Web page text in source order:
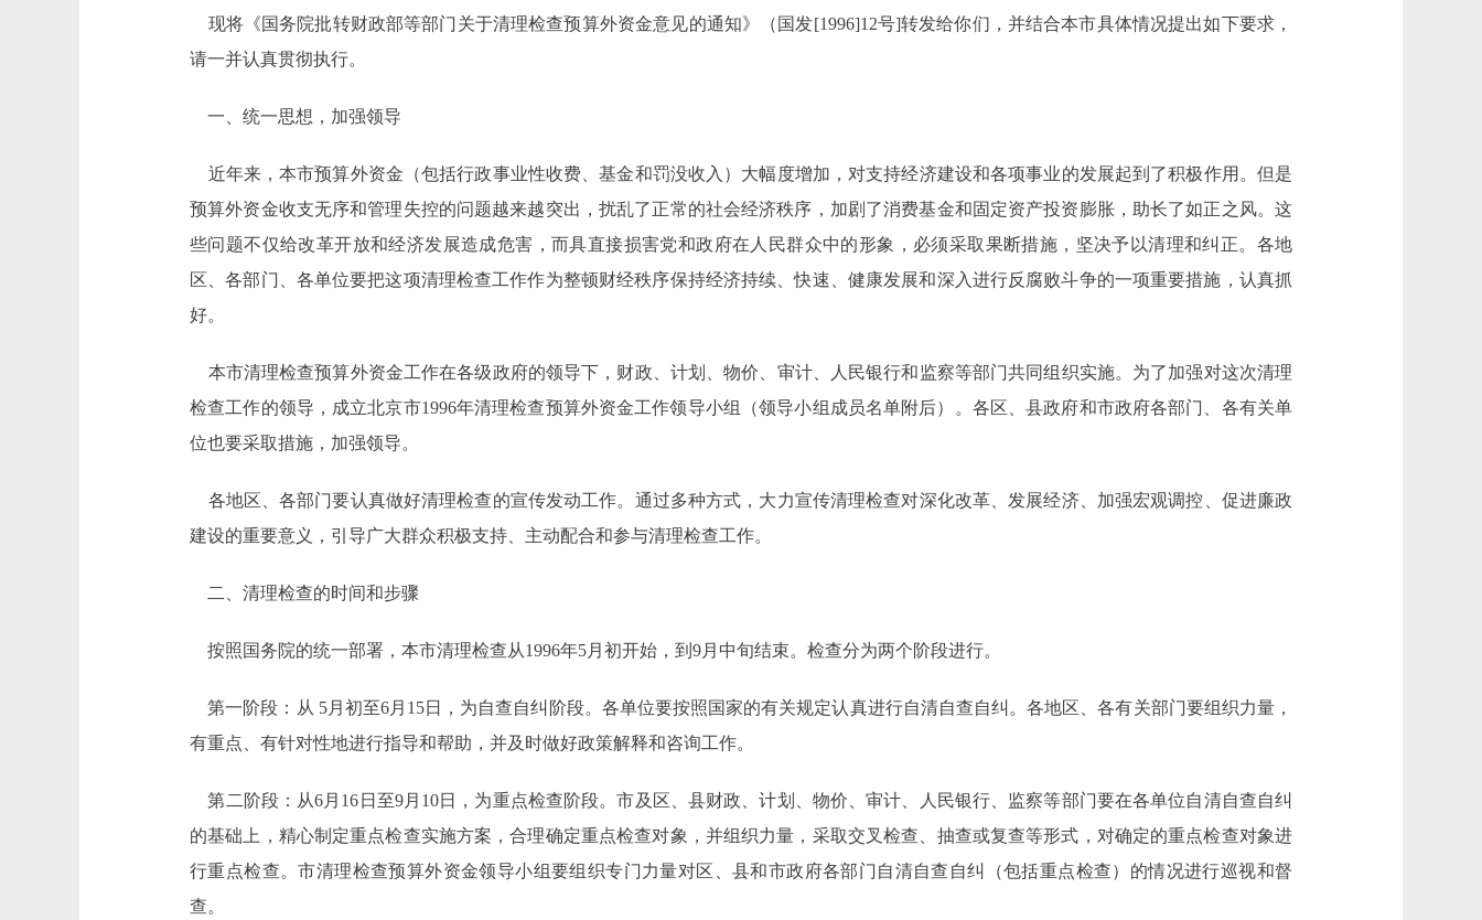
现将《国务院批转财政部等部门关于清理检查预算外资金意见的通知》（国发[1996]12号]转发给你们，并结合本市具体情况提出如下要求，
请一并认真贯彻执行。
一、统一思想，加强领导
近年来，本市预算外资金（包括行政事业性收费、基金和罚没收入）大幅度增加，对支持经济建设和各项事业的发展起到了积极作用。但是
预算外资金收支无序和管理失控的问题越来越突出，扰乱了正常的社会经济秩序，加剧了消费基金和固定资产投资膨胀，助长了如正之风。这
些问题不仅给改革开放和经济发展造成危害，而具直接损害党和政府在人民群众中的形象，必须采取果断措施，坚决予以清理和纠正。各地
区、各部门、各单位要把这项清理检查工作作为整顿财经秩序保持经济持续、快速、健康发展和深入进行反腐败斗争的一项重要措施，认真抓
好。
本市清理检查预算外资金工作在各级政府的领导下，财政、计划、物价、审计、人民银行和监察等部门共同组织实施。为了加强对这次清理
检查工作的领导，成立北京市1996年清理检查预算外资金工作领导小组（领导小组成员名单附后）。各区、县政府和市政府各部门、各有关单
位也要采取措施，加强领导。
各地区、各部门要认真做好清理检查的宣传发动工作。通过多种方式，大力宣传清理检查对深化改革、发展经济、加强宏观调控、促进廉政
建设的重要意义，引导广大群众积极支持、主动配合和参与清理检查工作。
二、清理检查的时间和步骤
按照国务院的统一部署，本市清理检查从1996年5月初开始，到9月中旬结束。检查分为两个阶段进行。
第一阶段：从 5月初至6月15日，为自查自纠阶段。各单位要按照国家的有关规定认真进行自清自查自纠。各地区、各有关部门要组织力量，
有重点、有针对性地进行指导和帮助，并及时做好政策解释和咨询工作。
第二阶段：从6月16日至9月10日，为重点检查阶段。市及区、县财政、计划、物价、审计、人民银行、监察等部门要在各单位自清自查自纠
的基础上，精心制定重点检查实施方案，合理确定重点检查对象，并组织力量，采取交叉检查、抽查或复查等形式，对确定的重点检查对象进
行重点检查。市清理检查预算外资金领导小组要组织专门力量对区、县和市政府各部门自清自查自纠（包括重点检查）的情况进行巡视和督
查。